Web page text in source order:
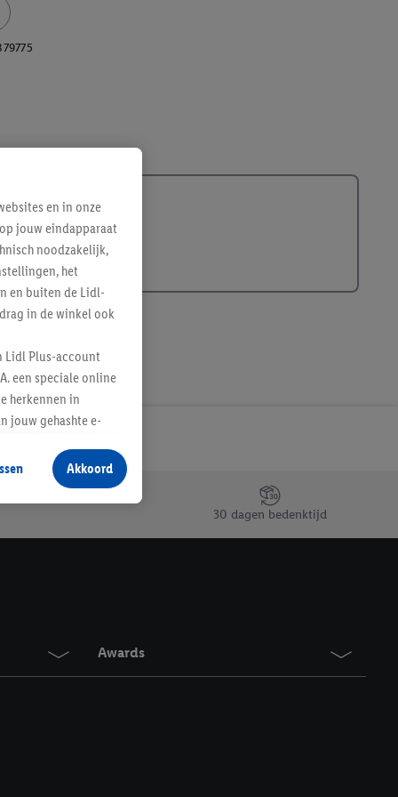
30 dagen bedenktijd
Awards
en in onze
jouw eindapparaat
noodzakelijk,
het
en buiten de Lidl-
in de winkel ook
Lidl Plus-account
een speciale online
herkennen in
jouw gehashte e-
producten waarin je
te plaatsen
verschillende
kunnen worden
vergelijkbare
in te
Akkoord